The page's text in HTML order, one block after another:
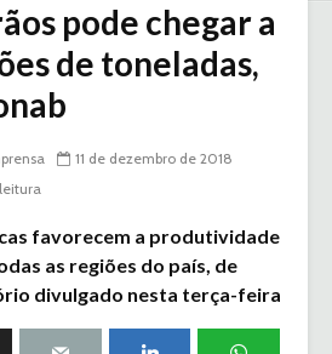
pode chegar a
de toneladas,
11 de dezembro de 2018
favorecem a produtividade
as regiões do país, de
divulgado nesta terça-feira